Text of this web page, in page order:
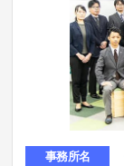
事務所名